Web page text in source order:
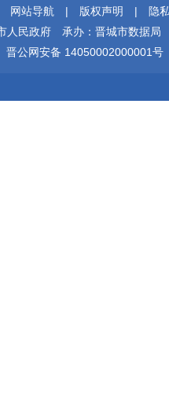
网站导航 | 版权声明 |
隐
人民政府
承办：晋城市数据局
晋公网安备 14050002000001号